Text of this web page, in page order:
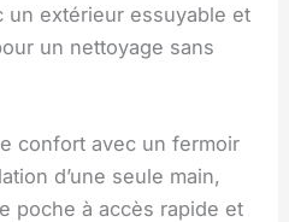
un extérieur essuyable et
un nettoyage sans
confort avec un fermoir
d’une seule main,
poche à accès rapide et